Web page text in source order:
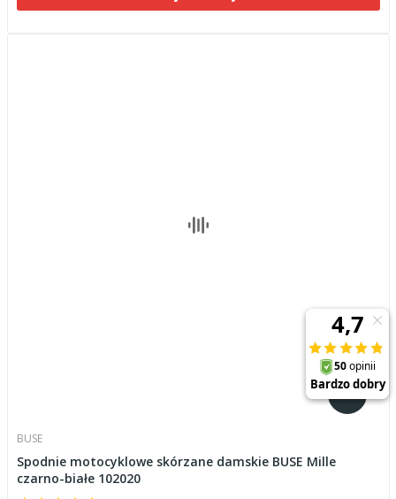
BUSE
Spodnie motocyklowe skórzane damskie BUSE Mille
czarno-białe 102020